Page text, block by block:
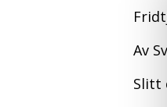
Av
Slitt